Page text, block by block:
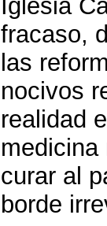
Iglesia
fracaso,
las
nocivos
realidad
medicina
curar al
borde